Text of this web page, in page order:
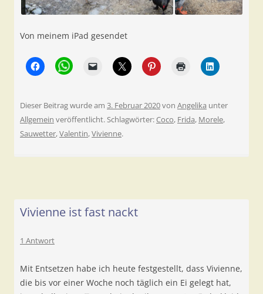
Von meinem iPad gesendet
Dieser Beitrag wurde am 3. Februar 2020von Angelika unter
Allgemein veröffentlicht. Schlagwörter:Coco, Frida, Morele,
Sauwetter,Valentin,Vivienne.
Vivienne ist fast nackt
1 Antwort
Mit Entsetzen habe ich heute festgestellt, dass Vivienne,
die bis vor einer Woche noch täglich ein Ei gelegt hat,